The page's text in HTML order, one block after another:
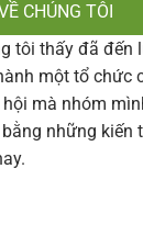
CHÚNG TÔI
tôi thấy đã đến
một tổ chức
mà nhóm
những kiến